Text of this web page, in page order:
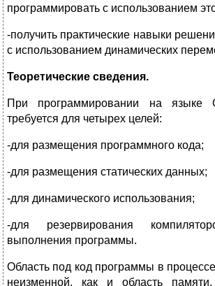
программировать с использованием
-получить практические навыки
с использованием динамических
Теоретические сведения.
При программировании на языке
требуется для четырех целей:
-для размещения программного кода;
-для размещения статических данных;
-для динамического использования;
-для резервирования
выполнения программы.
Область под код программы в
неизменной, как и область